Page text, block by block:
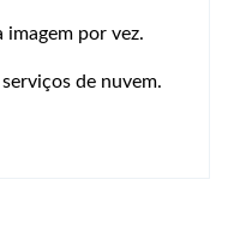
imagem por vez.
de nuvem.